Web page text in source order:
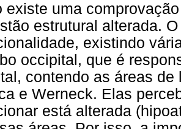
existe uma
estrutural alterada.
existindo
occipital, que é
contendo as áreas
e Werneck. Elas
está alterada